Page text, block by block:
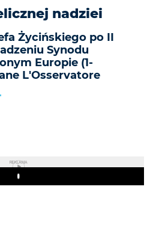
nadziei
Życińskiego po II
Synodu
Europie (1-
L'Osservatore
REKLAMA
Play